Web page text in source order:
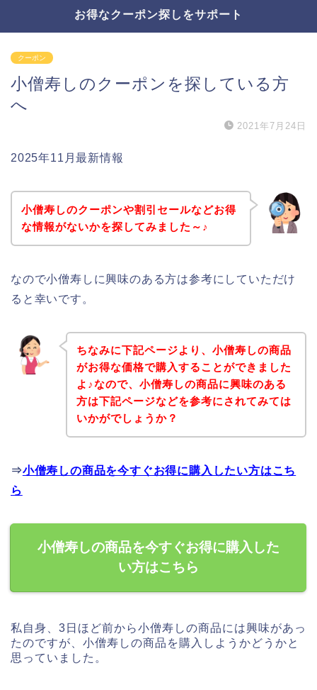
お得なクーポン探しをサポート
クーポン
小僧寿しのクーポンを探している方
へ
2021年7月24日
2025年11月最新情報
小僧寿しのクーポンや割引セールなどお得
な情報がないかを探してみました～♪
なので小僧寿しに興味のある方は参考にしていただけ
ると幸いです。
ちなみに下記ページより、小僧寿しの商品
がお得な価格で購入することができました
よ♪なので、小僧寿しの商品に興味のある
方は下記ページなどを参考にされてみては
いかがでしょうか？
⇒小僧寿しの商品を今すぐお得に購入したい方はこち
ら
小僧寿しの商品を今すぐお得に購入した
い方はこちら
私自身、3日ほど前から小僧寿しの商品には興味があっ
たのですが、小僧寿しの商品を購入しようかどうかと
思っていました。